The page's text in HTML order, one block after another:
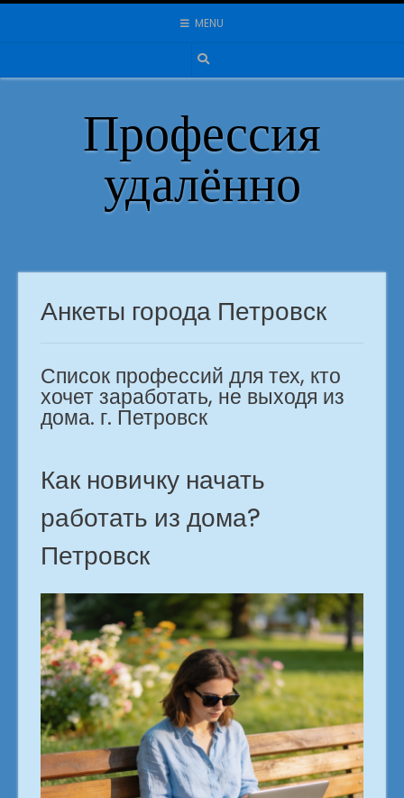
Skip
MENU
Профессия
удалённо
Анкеты города Петровск
Список профессий для тех, кто
хочет заработать, не выходя из
дома. г. Петровск
Как новичку начать
работать из дома?
Петровск